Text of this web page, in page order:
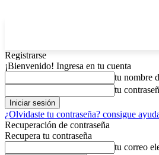
Registrarse
¡Bienvenido! Ingresa en tu cuenta
tu nombre
tu
¿Olvidaste tu contraseña? consigue
Recuperación de contraseña
Recupera tu contraseña
tu correo